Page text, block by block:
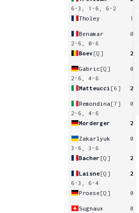
6-3, 1-6, 6-2
Tholey
1
Benamar
0
2-6, 0-6
Boev [Q] 2
Gabric [Q]
0
2-6, 4-6
Matteucci [6] 2
Remondina [7]
0
2-6, 4-6
Morderger
2
Zakarlyuk
0
3-6, 3-6
Bacher [Q] 2
Laisne[Q]
2
6-3, 6-4
Proese [Q] 0
Sugnaux
0